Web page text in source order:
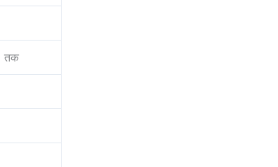
तक